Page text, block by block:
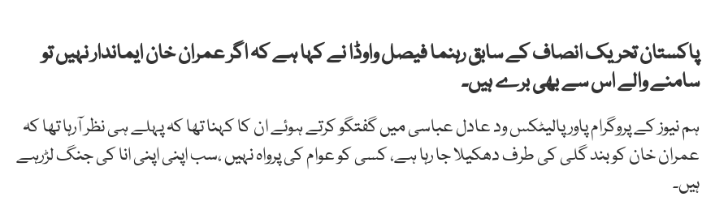
پاکستان تحریک انصاف کے سابق رہنما فیصل واوڈا نے کہا ہے کہ اگر عمران خان ایماندار نہیں تو
سامنے والے اس سے بھی برے ہیں۔
ہم نیوز کے پروگرام پاورپالیٹکس ود عادل عباسی میں گفتگو کرتے ہوئے ان کا کہنا تھا کہ پہلے ہی نظر آرہا تھا کہ
عمران خان کو بند گلی کی طرف دھکیلا جا رہا ہے، کسی کو عوام کی پرواہ نہیں ،سب اپنی اپنی انا کی جنگ لڑرہے
ہیں۔